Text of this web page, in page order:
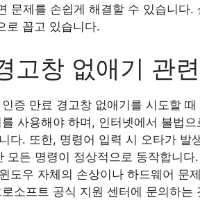
제를 손쉽게 해결할 수 있습니다.
로 꼽고 있습니다.
고창 없애기 관
증 만료 경고창 없애기를 시도할
사용해야 하며, 인터넷에서 불법
다. 또한, 명령어 입력 시 오타가 발
모든 명령이 정상적으로 동작합니
도우 자체의 손상이나 하드웨어 문
소프트 공식 지원 센터에 문의하는